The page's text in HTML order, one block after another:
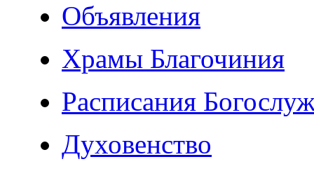
Объявления
Храмы Благочиния
Расписания
Духовенство